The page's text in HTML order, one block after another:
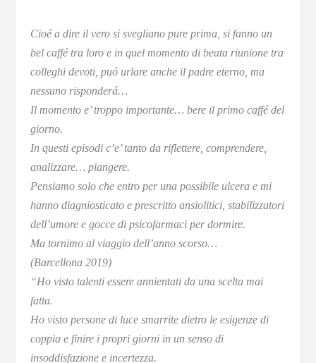
Cioé a dire il vero si svegliano pure prima, si fanno un
bel caffé tra loro e in quel momento di beata riunione tra
colleghi devoti, puó urlare anche il padre eterno, ma
nessuno risponderá…
Il momento e’ troppo importante… bere il primo caffé del
giorno.
In questi episodi c’e’ tanto da riflettere, comprendere,
analizzare… piangere.
Pensiamo solo che entro per una possibile ulcera e mi
hanno diagniosticato e prescritto ansiolitici, stabilizzatori
dell’umore e gocce di psicofarmaci per dormire.
Ma tornimo al viaggio dell’anno scorso…
(Barcellona 2019)
“Ho visto talenti essere annientati da una scelta mai
fatta.
Ho visto persone di luce smarrite dietro le esigenze di
coppia e finire i propri giorni in un senso di
insoddisfazione e incertezza.